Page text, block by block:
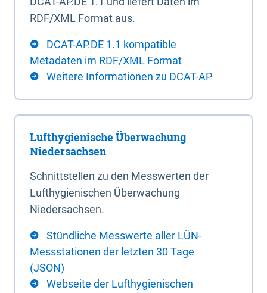
RDF/XML Format aus.
DCAT-AP.DE 1.1 kompatible
Metadaten im RDF/XML Format
Weitere Informationen zu DCAT-AP
Lufthygienische Überwachung
Niedersachsen
Schnittstellen zu den Messwerten der
Lufthygienischen Überwachung
Niedersachsen.
Stündliche Messwerte aller LÜN-
Messstationen der letzten 30 Tage
(JSON)
Webseite der Lufthygienischen